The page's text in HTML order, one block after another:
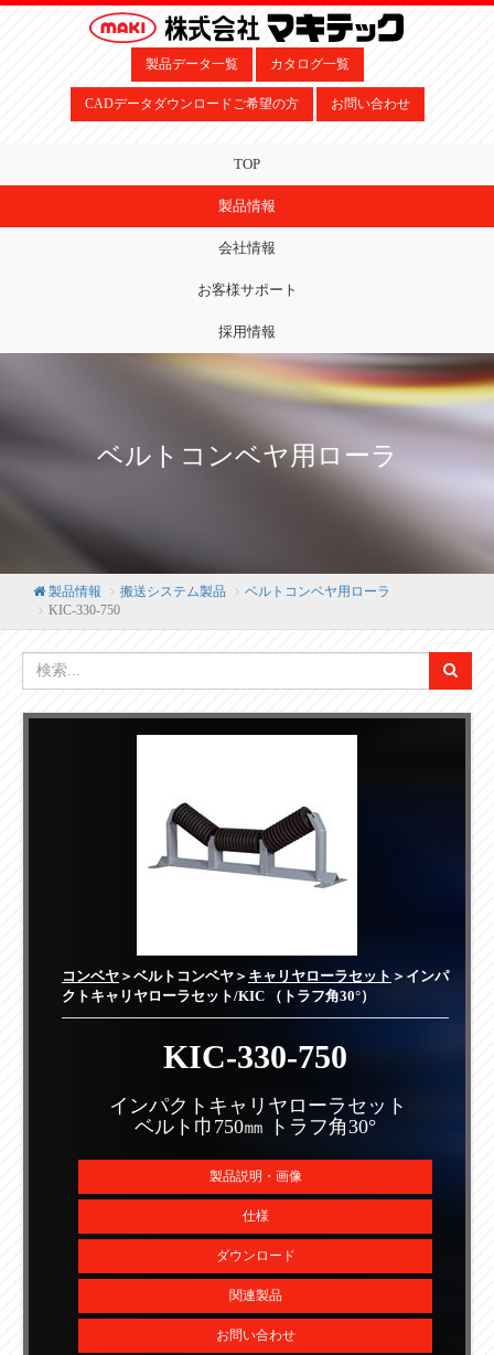
製品データ一覧 カタログ一覧
CADデータダウンロードご希望の方 お問い合わせ
TOP
製品情報
会社情報
お客様サポート
採用情報
ベルトコンベヤ用ローラ
製品情報 搬送システム製品
ベルトコンベヤ用ローラ
KIC-330-750
コンベヤ ＞ベルトコンベヤ＞ キャリヤローラセット ＞インパ
クトキャリヤローラセット/KIC （トラフ角30°）
KIC-330-750
インパクトキャリヤローラセット
ベルト巾750㎜ トラフ角30°
製品説明・画像
仕様
ダウンロード
関連製品
お問い合わせ